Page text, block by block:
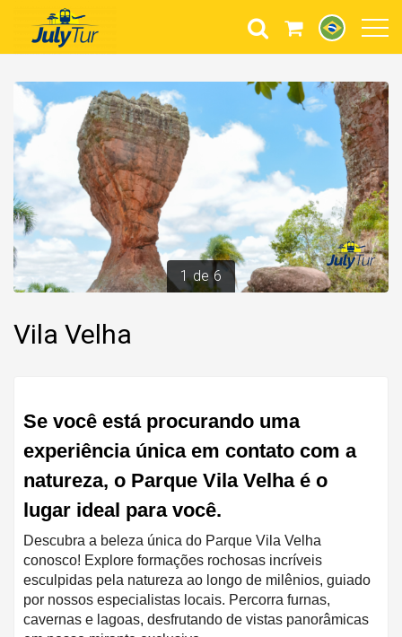
1 de 6
Vila Velha
Se você está procurando uma
experiência única em contato com a
natureza, o Parque Vila Velha é o
lugar ideal para você.
Descubra a beleza única do Parque Vila Velha
conosco! Explore formações rochosas incríveis
esculpidas pela natureza ao longo de milênios, guiado
por nossos especialistas locais. Percorra furnas,
cavernas e lagoas, desfrutando de vistas panorâmicas